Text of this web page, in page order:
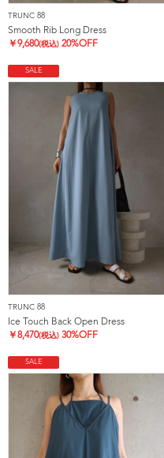
TRUNC 88
Smooth Rib Long Dress
￥9,680(税込) 20%OFF
SALE
TRUNC 88
Ice Touch Back Open Dress
￥8,470(税込) 30%OFF
SALE